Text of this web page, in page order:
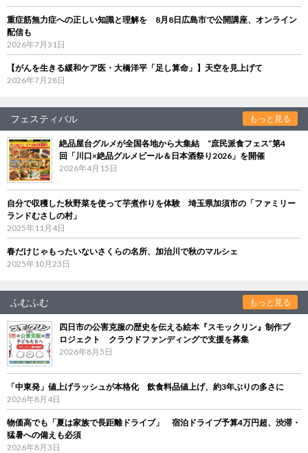
重症筋無力症への正しい知識と理解を 8月8日広島市で公開講座、オンライン
配信も
2026年7月31日
【がんを生きる緩和ケア医・大橋洋平「足し算命」】天空を見上げて
2026年7月28日
フェスティバル もっと見る
絶品屋台グルメが全国各地から大集結 “庶民派食フェス”第4
回「川口×絶品グルメビール＆日本酒祭り2026」を開催
2026年4月15日
自分で収穫した秋野菜を使って芋煮作りを体験 埼玉県加須市の「ファミリー
ランドむさしの村」
2025年11月4日
春だけじゃもったいないさくらの名所、加治川で秋のマルシェ
2025年10月23日
ふむふむ もっと見る
四日市の公害克服の歴史を伝える絵本『スモックリン』制作プ
ロジェクト クラウドファンディングで支援を募集
2026年8月5日
「中東発」値上げラッシュが本格化 飲食料品値上げ、約3年ぶりの多さに
2026年8月4日
物価高でも「夏は家族で長距離ドライブ」 宿泊ドライブ予算4万円超、渋滞・
猛暑への備えも必須
2026年8月3日